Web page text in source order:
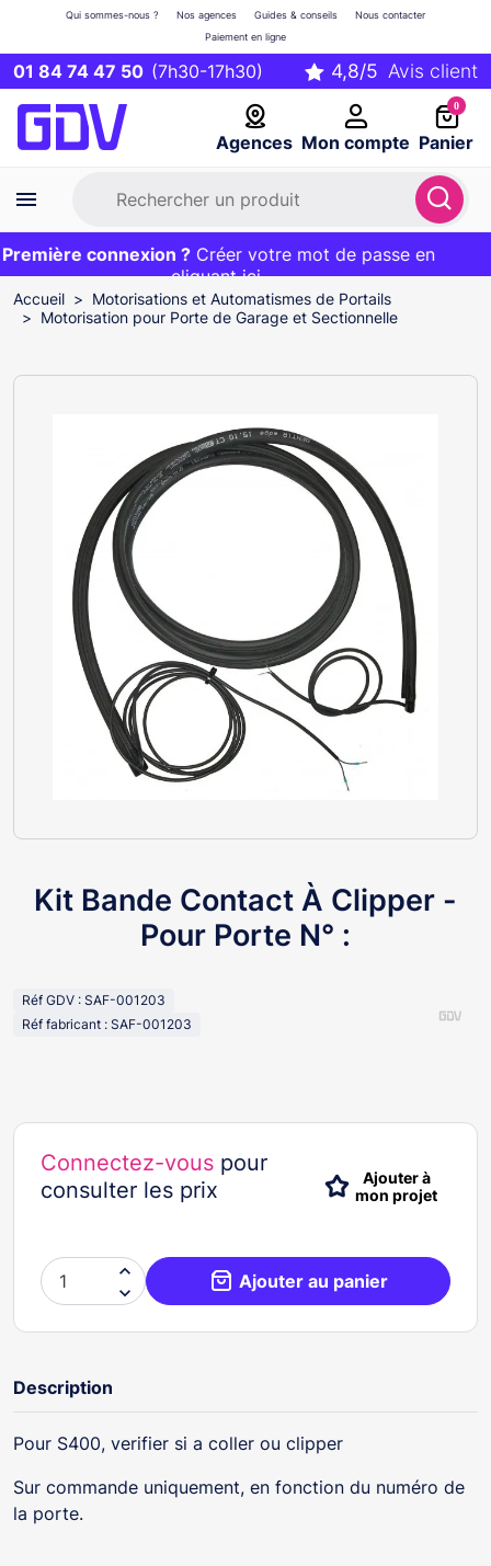
01 84 74 47 50 (7h30-17h30)
Agences Mon compte
Qui sommes-nous ? Nos agences Guides & conseils
Nous contacter
Paiement en ligne
0
Panier
Première commande ?20€ OFFERT sur votre panier
et livraison 24/48h gratuite avec le codeBIENVENUE
connexion ? Créer votre mot de passe en
cliquant ici
EXCLU WEB :
Accueil
Motorisations et Automatismes de Portails
Motorisation pour Porte de Garage et Sectionnelle
Kit Bande Contact À Clipper -
Pour Porte N° :
Réf GDV : SAF-001203
Réf fabricant : SAF-001203
Connectez-vous pour
consulter les prix
Ajouter à
mon projet

 Ajouter au panier
Description
Pour S400, verifier si a coller ou clipper
Sur commande uniquement, en fonction du numéro de
la porte.